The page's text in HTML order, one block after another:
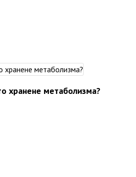
хранене метаболизма?